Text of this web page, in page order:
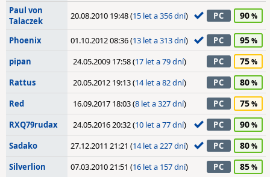
Paul von
Talaczek
20.08.2010 19:48 (15 let a 356 dní) PC 90
Phoenix 01.10.2012 08:36 (13 let a 313 dní) PC 95
pipan 24.05.2009 17:58 (17 let a 79 dní) PC 75
Rattus 20.05.2012 19:13 (14 let a 82 dní) PC 80
Red 16.09.2017 18:03 (8 let a 327 dní) PC 75
RXQ79rudax 24.05.2016 20:32 (10 let a 77 dní) PC 90
Sadako 27.12.2011 21:21 (14 let a 227 dní) PC 80
Silverlion 07.03.2010 21:51 (16 let a 157 dní) PC 85